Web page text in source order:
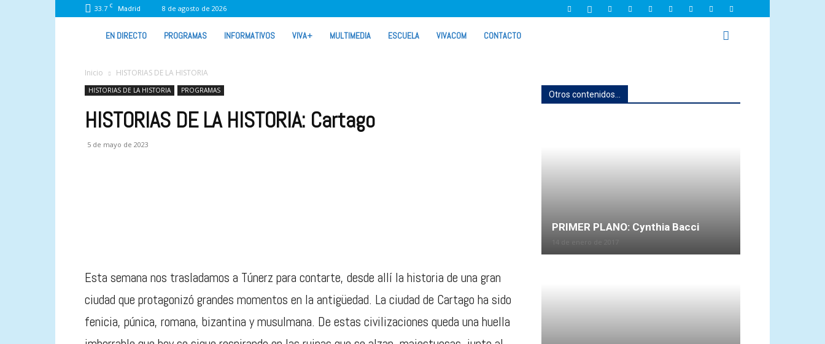
33.7 C Madrid 8 de agosto de 2026
VIVA
RADIO
EN DIRECTO PROGRAMAS INFORMATIVOS VIVA+ MULTIMEDIA ESCUELA VIVACOM CONTACTO
Inicio HISTORIAS DE LA HISTORIA
HISTORIAS DE LA HISTORIA PROGRAMAS
HISTORIAS DE LA HISTORIA: Cartago
5 de mayo de 2023
Esta semana nos trasladamos a Túnerz para contarte, desde allí la historia de una gran
ciudad que protagonizó grandes momentos en la antigüedad. La ciudad de Cartago ha sido
fenicia, púnica, romana, bizantina y musulmana. De estas civilizaciones queda una huella
Otros contenidos...
PRIMER PLANO: Cynthia Bacci
14 de enero de 2017